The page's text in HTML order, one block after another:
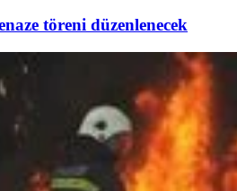
töreni düzenlenecek